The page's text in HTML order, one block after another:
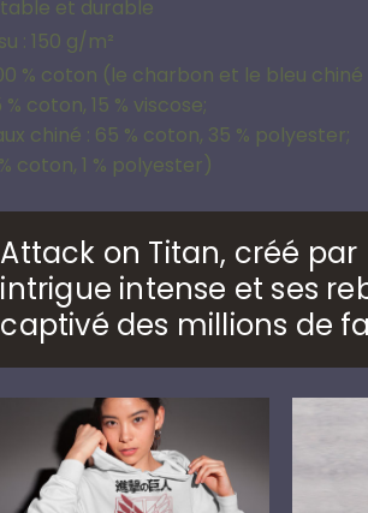
et durable
: 150 g/m²
% coton (le charbon et le bleu
coton, 15 % viscose;
chiné : 65 % coton, 35 % polyester;
coton, 1 % polyester)
Attack on Titan, créé
intrigue intense et ses
captivé des millions de